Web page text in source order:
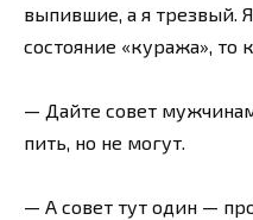
выпившие, а я трезвый.
состояние «куража», то
— Дайте совет
пить, но не могут.
— А совет тут один —